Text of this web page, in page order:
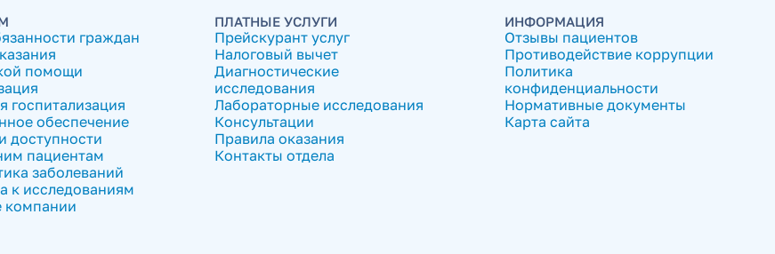
граждан
помощи
госпитализация
обеспечение
доступности
пациентам
заболеваний
к исследованиям
компании
ПЛАТНЫЕ УСЛУГИ
Прейскурант услуг
Налоговый вычет
Диагностические
исследования
Лабораторные исследования
Консультации
Правила оказания
Контакты отдела
ИНФОРМАЦИЯ
Отзывы пациентов
Противодействие коррупции
Политика
конфиденциальности
Нормативные документы
Карта сайта